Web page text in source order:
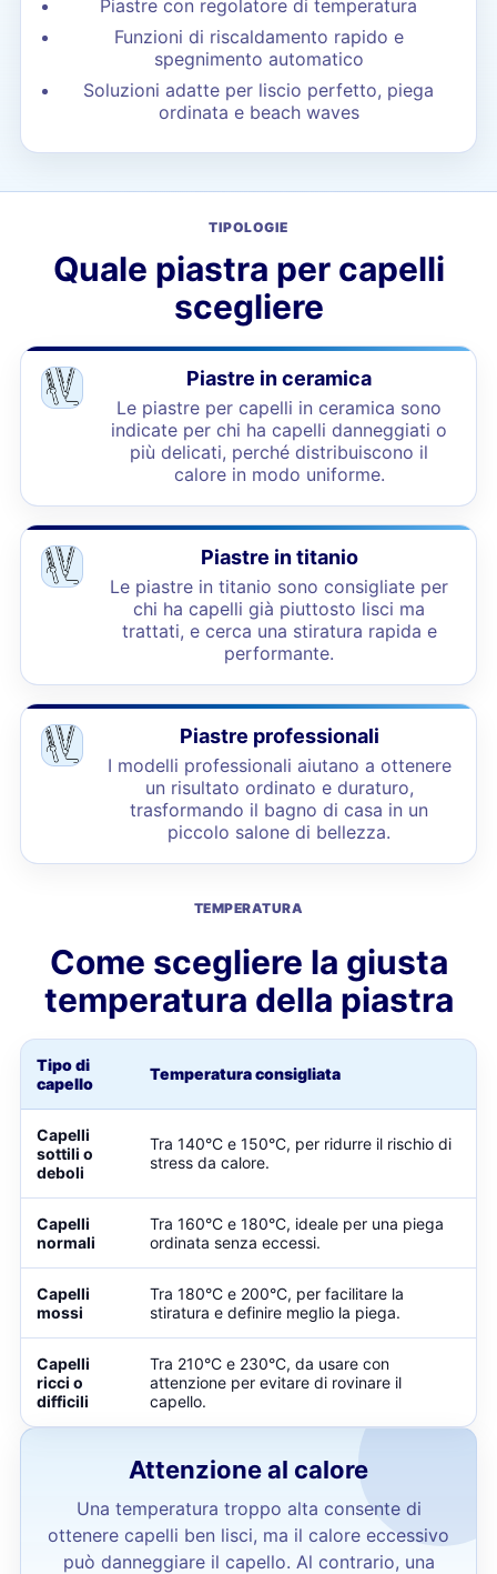
Piastre con regolatore di temperatura
Funzioni di riscaldamento rapido e
spegnimento automatico
Soluzioni adatte per liscio perfetto, piega
ordinata e beach waves
TIPOLOGIE
Quale piastra per capelli
scegliere
Piastre in ceramica
Le piastre per capelli in ceramica sono
indicate per chi ha capelli danneggiati o
più delicati, perché distribuiscono il
calore in modo uniforme.
Piastre in titanio
Le piastre in titanio sono consigliate per
chi ha capelli già piuttosto lisci ma
trattati, e cerca una stiratura rapida e
performante.
Piastre professionali
I modelli professionali aiutano a ottenere
un risultato ordinato e duraturo,
trasformando il bagno di casa in un
piccolo salone di bellezza.
TEMPERATURA
Come scegliere la giusta
temperatura della piastra
Tipo di
capello
Temperatura consigliata
Capelli
sottili o
deboli
Tra 140°C e 150°C, per ridurre il rischio di
stress da calore.
Capelli
normali
Tra 160°C e 180°C, ideale per una piega
ordinata senza eccessi.
Capelli
mossi
Tra 180°C e 200°C, per facilitare la
stiratura e definire meglio la piega.
Capelli
ricci o
difficili
Tra 210°C e 230°C, da usare con
attenzione per evitare di rovinare il
capello.
Attenzione al calore
Una temperatura troppo alta consente di
ottenere capelli ben lisci, ma il calore eccessivo
può danneggiare il capello. Al contrario, una